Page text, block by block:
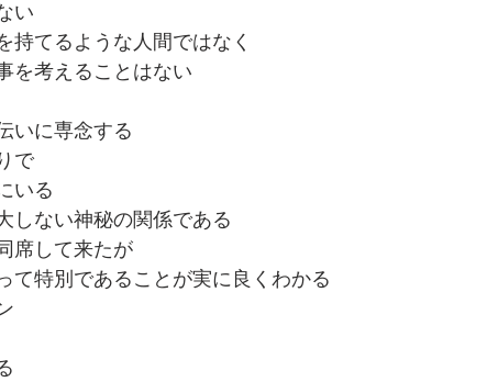
い
持てるような人間ではなく
を考えることはない
いに専念する
で
いる
しない神秘の関係である
席して来たが
て特別であることが実に良くわかる